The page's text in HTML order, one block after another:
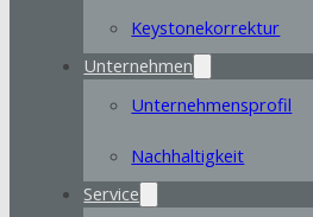
Keystonekorrektur
Unternehmen
Unternehmensprofil
Nachhaltigkeit
Service